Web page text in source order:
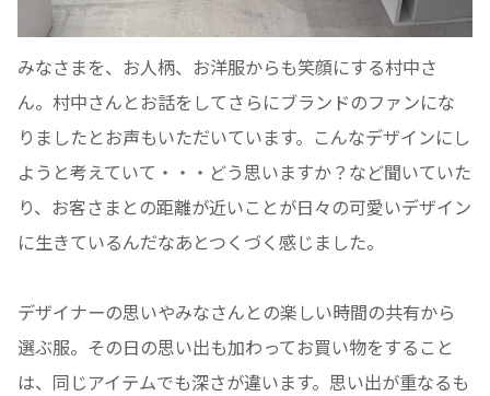
みなさまを、お人柄、お洋服からも笑顔にする村中さ
ん。村中さんとお話をしてさらにブランドのファンにな
りましたとお声もいただいています。こんなデザインにし
ようと考えていて・・・どう思いますか？など聞いていた
り、お客さまとの距離が近いことが日々の可愛いデザイン
に生きているんだなあとつくづく感じました。
デザイナーの思いやみなさんとの楽しい時間の共有から
選ぶ服。その日の思い出も加わってお買い物をすること
は、同じアイテムでも深さが違います。思い出が重なるも